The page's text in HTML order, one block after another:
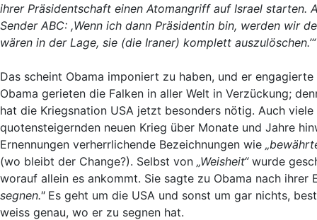
ihrer Präsidentschaft einen Atomangriff auf Israel starten.
Sender ABC: ,Wenn ich dann Präsidentin bin, werden wir
wären in der Lage, sie (die Iraner) komplett auszulöschen.’“
Das scheint Obama imponiert zu haben, und er
Obama gerieten die Falken in aller Welt in Verzückung;
hat die Kriegsnation USA jetzt besonders nötig. Auch
quotensteigernden neuen Krieg über Monate und Jahre
Ernennungen verherrlichende Bezeichnungen wie
(wo bleibt der Change?). Selbst von „Weisheit“wurde
worauf allein es ankommt. Sie sagte zu Obama nach ihrer
segnen." Es geht um die USA und sonst um gar nichts,
weiss genau, wo er zu segnen hat.